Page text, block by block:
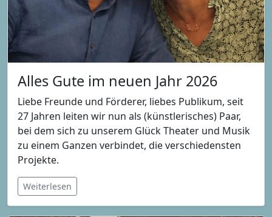
Alles Gute im neuen Jahr 2026
Liebe Freunde und Förderer, liebes Publikum, seit
27 Jahren leiten wir nun als (künstlerisches) Paar,
bei dem sich zu unserem Glück Theater und Musik
zu einem Ganzen verbindet, die verschiedensten
Projekte.
Weiterlesen